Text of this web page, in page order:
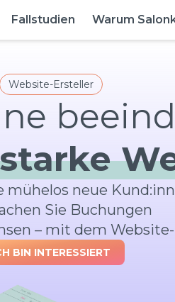
Fallstudien Warum
Website-Ersteller
mühelos neue
Sie Buchungen
– mit dem
BIN INTERESSIERT